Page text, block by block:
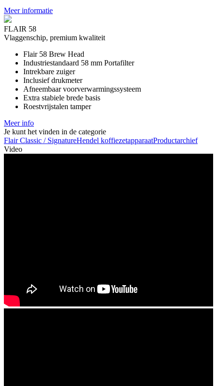
Meer informatie
FLAIR 58
Vlaggenschip, premium kwaliteit
Flair 58 Brew Head
Industriestandaard 58 mm Portafilter
Intrekbare zuiger
Inclusief drukmeter
Afneembaar voorverwarmingssysteem
Extra stabiele brede basis
Roestvrijstalen tamper
Meer info
Je kunt het vinden in de categorie
Flair Classic / SignatureHendel koffiezetapparaatProductarchief
Video